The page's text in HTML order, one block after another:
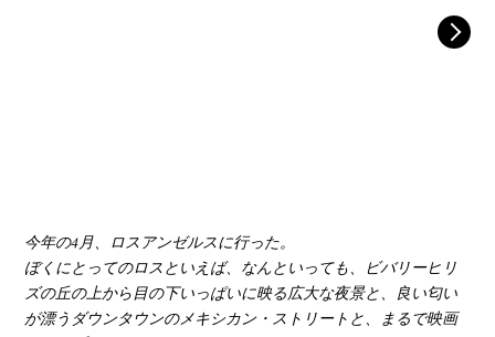
今年の4月、ロスアンゼルスに行った。
ぼくにとってのロスといえば、なんといっても、ビバリーヒリ
ズの丘の上から目の下いっぱいに映る広大な夜景と、良い匂い
が漂うダウンタウンのメキシカン・ストリートと、まるで映画